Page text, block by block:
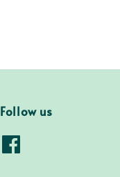
Follow us